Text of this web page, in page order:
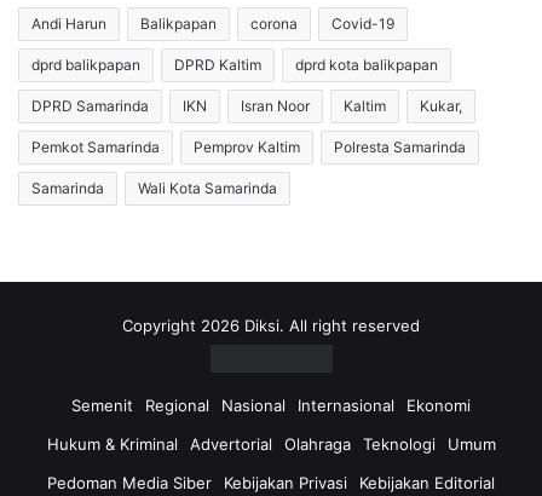
Andi Harun Balikpapan corona Covid-19
dprd balikpapan DPRD Kaltim dprd kota balikpapan
DPRD Samarinda IKN Isran Noor Kaltim Kukar,
Pemkot Samarinda Pemprov Kaltim Polresta Samarinda
Samarinda Wali Kota Samarinda
Copyright 2026 Diksi. All right reserved
Semenit Regional Nasional Internasional
Ekonomi
Hukum & Kriminal
Advertorial Olahraga Teknologi
Umum
Pedoman Media Siber
Kebijakan Privasi Kebijakan Editorial